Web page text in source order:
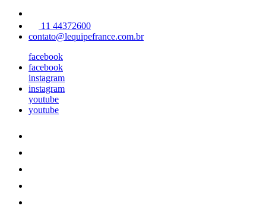
11 44372600
contato@lequipefrance.com.br
facebook
facebook
instagram
instagram
youtube
youtube